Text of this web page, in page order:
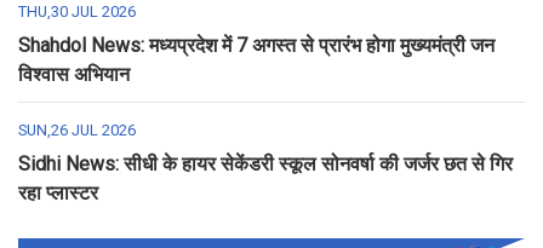
THU,30 JUL 2026
Shahdol News: मध्यप्रदेश में 7 अगस्त से प्रारंभ होगा मुख्यमंत्री जन
विश्वास अभियान
SUN,26 JUL 2026
Sidhi News: सीधी के हायर सेकेंडरी स्कूल सोनवर्षा की जर्जर छत से गिर
रहा प्लास्टर